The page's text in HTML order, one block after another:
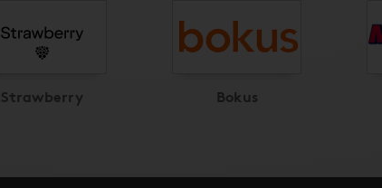
Strawberry Bokus